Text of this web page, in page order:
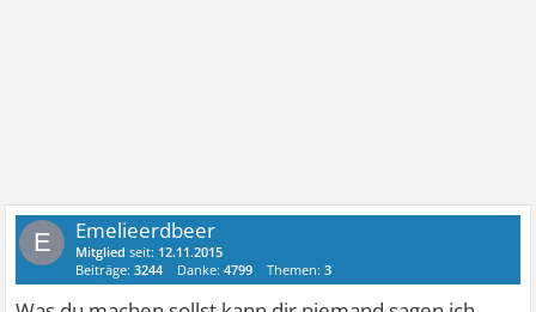
E Emelieerdbeer
Mitglied seit: 12.11.2015
Beiträge:3244 Danke:4799 Themen:3